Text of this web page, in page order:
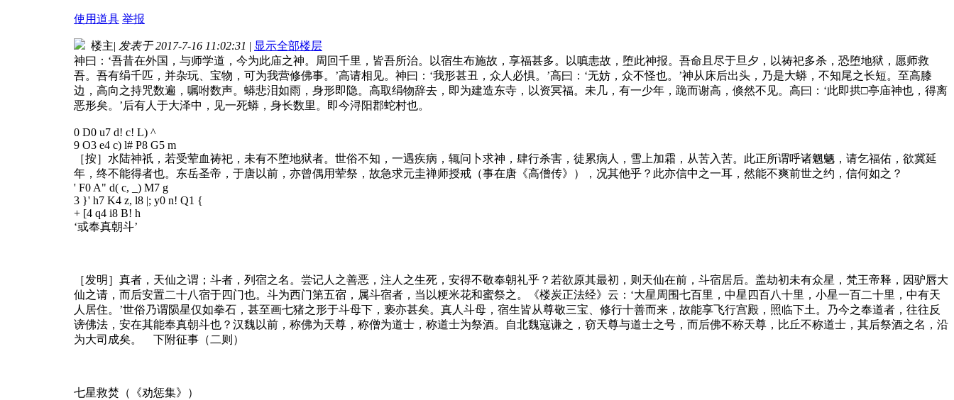
使用道具 举报
楼主| 发表于 2017-7-16 11:02:31 | 显示全部楼层
神曰：‘吾昔在外国，与师学道，今为此庙之神。周回千里，皆吾所治。以宿生布施故，享福甚多。以嗔恚故，堕此神报。吾命且尽于旦夕，以祷祀多杀，恐堕地狱，愿师救
吾。吾有绢千匹，并杂玩、宝物，可为我营修佛事。’高请相见。神曰：‘我形甚丑，众人必惧。’高曰：‘无妨，众不怪也。’神从床后出头，乃是大蟒，不知尾之长短。至高膝
边，高向之持咒数遍，嘱咐数声。蟒悲泪如雨，身形即隐。高取绢物辞去，即为建造东寺，以资冥福。未几，有一少年，跪而谢高，倏然不见。高曰：‘此即拱□亭庙神也，得离
恶形矣。’后有人于大泽中，见一死蟒，身长数里。即今浔阳郡蛇村也。
0 D0 u7 d! c! L) ^
9 O3 e4 c) l# P8 G5 m
［按］水陆神祇，若受荤血祷祀，未有不堕地狱者。世俗不知，一遇疾病，辄问卜求神，肆行杀害，徒累病人，雪上加霜，从苦入苦。此正所谓呼诸魍魉，请乞福佑，欲冀延
年，终不能得者也。东岳圣帝，于唐以前，亦曾偶用荤祭，故急求元圭禅师授戒（事在唐《高僧传》），况其他乎？此亦信中之一耳，然能不爽前世之约，信何如之？
' F0 A" d( c, _) M7 g
3 }' h7 K4 z, l8 |; y0 n! Q1 {
+ [4 q4 i8 B! h
‘或奉真朝斗’
［发明］真者，天仙之谓；斗者，列宿之名。尝记人之善恶，注人之生死，安得不敬奉朝礼乎？若欲原其最初，则天仙在前，斗宿居后。盖劫初未有众星，梵王帝释，因驴唇大
仙之请，而后安置二十八宿于四门也。斗为西门第五宿，属斗宿者，当以粳米花和蜜祭之。《楼炭正法经》云：‘大星周围七百里，中星四百八十里，小星一百二十里，中有天
人居住。’世俗乃谓陨星仅如拳石，甚至画七猪之形于斗母下，亵亦甚矣。真人斗母，宿生皆从尊敬三宝、修行十善而来，故能享飞行宫殿，照临下土。乃今之奉道者，往往反
谤佛法，安在其能奉真朝斗也？汉魏以前，称佛为天尊，称僧为道士，称道士为祭酒。自北魏寇谦之，窃天尊与道士之号，而后佛不称天尊，比丘不称道士，其后祭酒之名，沿
为大司成矣。 下附征事（二则）
七星救焚（《劝惩集》）